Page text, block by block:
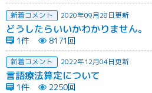
新着コメント 2020年09月28日更新
どうしたらいいかわかりません。
1件 8171回
新着コメント 2022年12月04日更新
言語療法算定について
1件 2250回